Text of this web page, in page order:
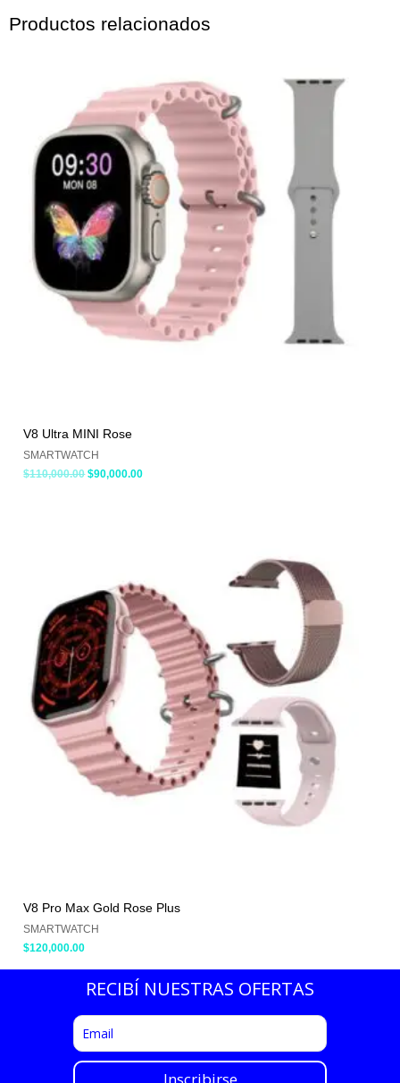
Productos relacionados
V8 Ultra MINI Rose
SMARTWATCH
$110,000.00
era:
$110,000.00.
$90,000.00
actual
es:
$90,000.00.
V8 Pro Max Gold Rose Plus
SMARTWATCH
$120,000.00
RECIBÍ NUESTRAS OFERTAS